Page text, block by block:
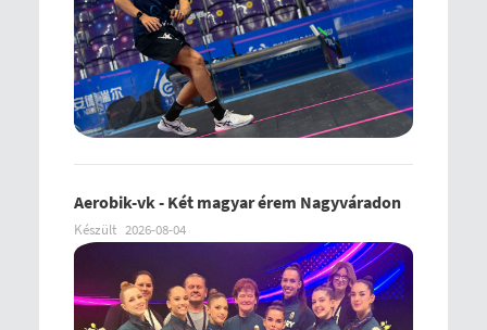
Aerobik-vk - Két magyar érem Nagyváradon
Készült 2026-08-04